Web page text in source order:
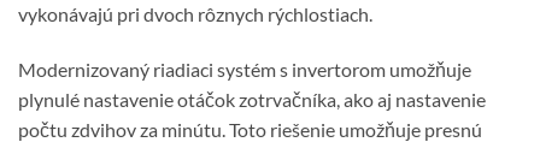
vykonávajú pri dvoch rôznych rýchlostiach.
Modernizovaný riadiaci systém s invertorom umožňuje
plynulé nastavenie otáčok zotrvačníka, ako aj nastavenie
počtu zdvihov za minútu. Toto riešenie umožňuje presnú